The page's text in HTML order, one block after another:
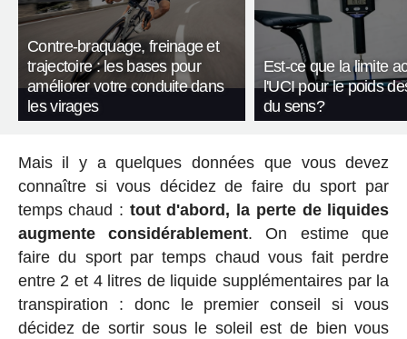
Contre-braquage, freinage et
trajectoire : les bases pour
améliorer votre conduite dans
les virages
Est-ce que la limite
l'UCI pour le poids
du sens?
Mais il y a quelques données que vous devez
connaître si vous décidez de faire du sport par
temps chaud : tout d'abord, la perte de liquides
augmente considérablement. On estime que
faire du sport par temps chaud vous fait perdre
entre 2 et 4 litres de liquide supplémentaires par la
transpiration : donc le premier conseil si vous
décidez de sortir sous le soleil est de bien vous